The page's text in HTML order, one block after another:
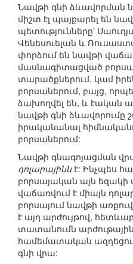
Նավթի գնի ձևավորման
միշտ էլ պայքարել են
պետությունները՝
Վենեսուելան և
փորձում են նավթի
մասնագիտացված
տարածքներում, կամ
բորսաներում, բայց,
ձախողվել են, և էական
նավթի գնի ձևավորումը
իրականանալ
բորսաներում:
Նավթի գնագոյացման
դոլարայիննէ: Ինչպես
բորսայական այն եզակի
վաճառվում է միայն
բորսայում նավթի
է այդ արժույթով,
տատանումն
համեմատական
գնի վրա: